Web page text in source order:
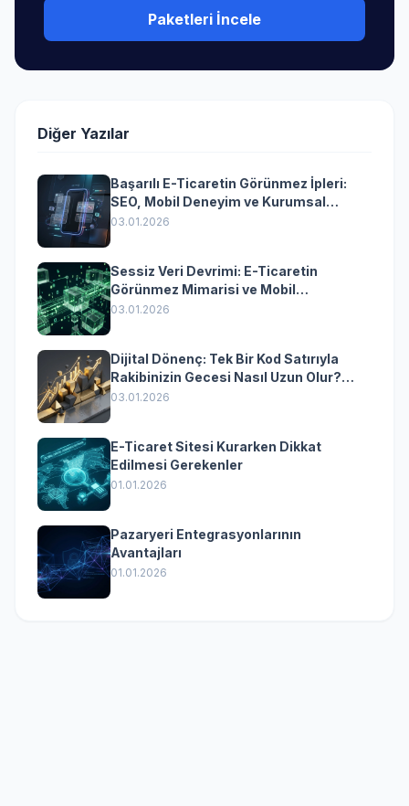
Paketleri İncele
Diğer Yazılar
Başarılı E-Ticaretin Görünmez İpleri:
SEO, Mobil Deneyim ve Kurumsal
Yazılımın Kazandıran Senkronizasyonu
03.01.2026
Sessiz Veri Devrimi: E-Ticaretin
Görünmez Mimarisi ve Mobil
Dönüşümün Kurumsal Anahtarı
03.01.2026
Dijital Dönenç: Tek Bir Kod Satırıyla
Rakibinizin Gecesi Nasıl Uzun Olur?
(Kurumsal Yazılımın Güçlü Rolü)
03.01.2026
E-Ticaret Sitesi Kurarken Dikkat
Edilmesi Gerekenler
01.01.2026
Pazaryeri Entegrasyonlarının
Avantajları
01.01.2026